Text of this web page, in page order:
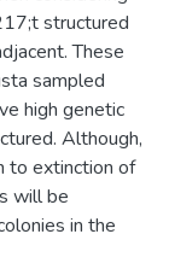
structured
These
sampled
high genetic
Although,
to extinction of
will be
in the